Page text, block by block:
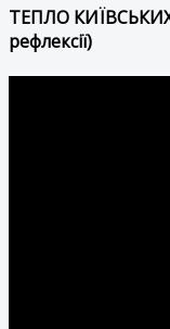
ТЕПЛО КИЇВСЬКИХ
рефлексії)